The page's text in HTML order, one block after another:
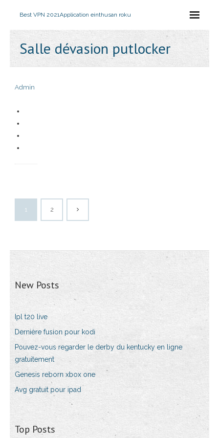
Best VPN 2021Application einthusan roku
Salle dévasion putlocker
Admin
1 2
New Posts
Ipl t20 live
Dernière fusion pour kodi
Pouvez-vous regarder le derby du kentucky en ligne
gratuitement
Genesis reborn xbox one
Avg gratuit pour ipad
Top Posts